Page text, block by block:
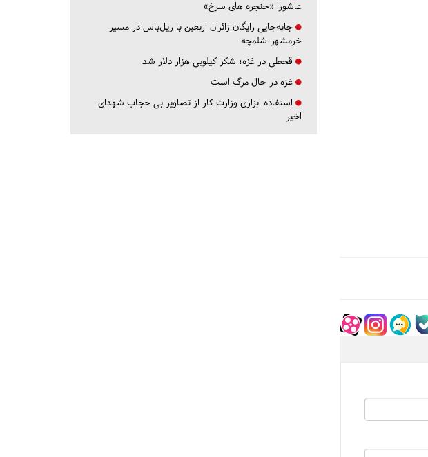
عاشورا «حنجره های سرخ»
جابه‌جایی رایگان زائران اربعین با ریل‌باس در مسیر
خرمشهر-شلمچه
قحطی در غزه؛ شکر کیلویی هزار دلار شد
غزه در حال مرگ است
استفاده ابزاری وزارت کار از تصاویر بی حجاب شهدای
اخیر